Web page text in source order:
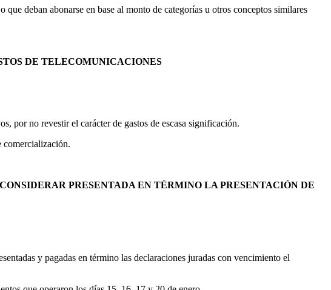
deban abonarse en base al monto de categorías u otros conceptos similares
DE TELECOMUNICACIONES
por no revestir el carácter de gastos de escasa significación.
comercialización.
PRESENTADA EN TÉRMINO LA PRESENTACIÓN DE
y pagadas en término las declaraciones juradas con vencimiento el